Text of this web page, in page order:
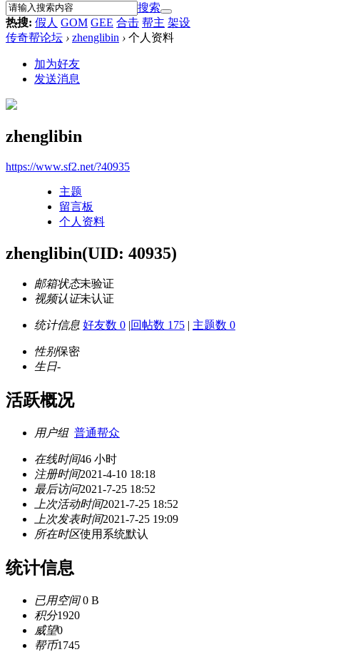
搜索
热搜: 假人 GOM GEE 合击 帮主 架设
传奇帮论坛 › zhenglibin › 个人资料
加为好友
发送消息
zhenglibin
https://www.sf2.net/?40935
主题
留言板
个人资料
zhenglibin(UID: 40935)
邮箱状态未验证
视频认证未认证
统计信息 好友数 0 |回帖数 175 | 主题数 0
性别保密
生日-
活跃概况
用户组 普通帮众
在线时间46 小时
注册时间2021-4-10 18:18
最后访问2021-7-25 18:52
上次活动时间2021-7-25 18:52
上次发表时间2021-7-25 19:09
所在时区使用系统默认
统计信息
已用空间0 B
积分1920
威望0
帮币1745